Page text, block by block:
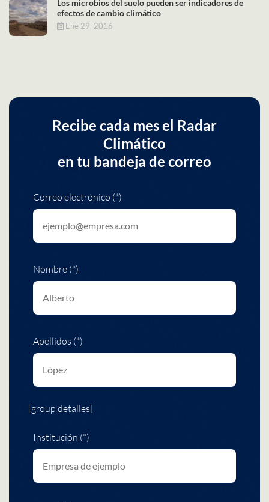
Los microbios del suelo pueden ser indicadores de
efectos de cambio climático
Ene 29, 2016
Recibe cada mes el Radar
Climático
en tu bandeja de correo
Correo electrónico (*)
Nombre (*)
Apellidos (*)
[group detalles]
Institución (*)